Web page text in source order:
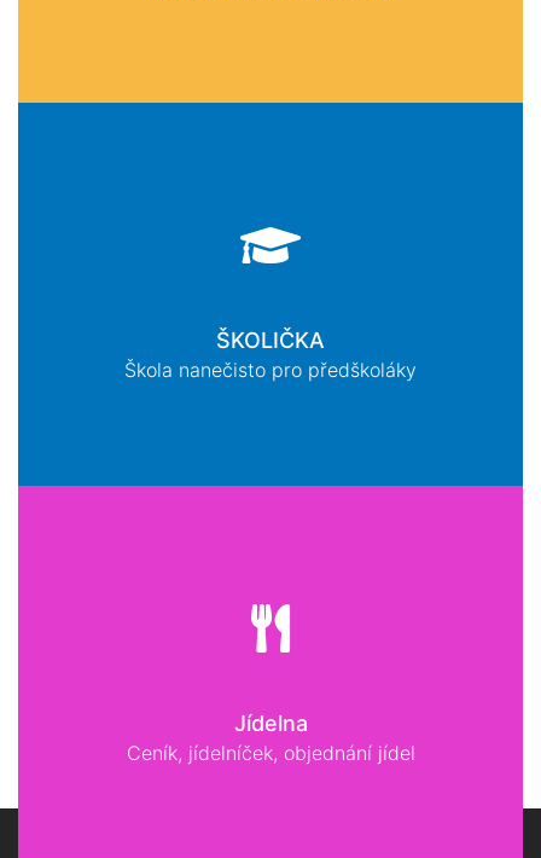
ŠKOLIČKA
Škola nanečisto pro předškoláky
Jídelna
Ceník, jídelníček, objednání jídel